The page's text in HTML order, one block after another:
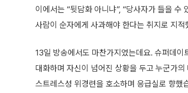
이에서는 “뒷담화 아니냐”, “당사자가 들을 수
사람이 순자에게 사과해야 한다는 취지로 지적
13일 방송에서도 마찬가지였는데요. 슈퍼데
대화하며 자신이 넘어진 상황을 두고 누군가
스트레스성 위경련을 호소하며 응급실로 향했